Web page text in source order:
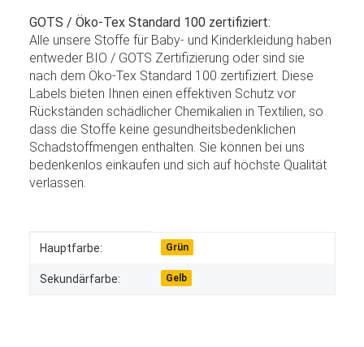
GOTS / Öko-Tex Standard 100 zertifiziert:
Alle unsere Stoffe für Baby- und Kinderkleidung haben
entweder BIO / GOTS Zertifizierung oder sind sie
nach dem Öko-Tex Standard 100 zertifiziert. Diese
Labels bieten Ihnen einen effektiven Schutz vor
Rückständen schädlicher Chemikalien in Textilien, so
dass die Stoffe keine gesundheitsbedenklichen
Schadstoffmengen enthalten. Sie können bei uns
bedenkenlos einkaufen und sich auf höchste Qualität
verlassen.
Produkteigenschaft
Wert
Hauptfarbe: Grün
Sekundärfarbe: Gelb